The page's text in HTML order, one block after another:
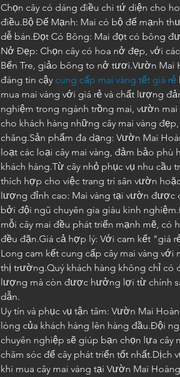
Chọn cây có dáng điều chi tứ diện cho
điều.Bộ Đế Mạnh: Mai có bộ đế mạnh
dễ bán.Đọt Có Bông: Mai đọt có bông
Nở Đẹp: Chọn cây có hoa nở đẹp, với
Bến Tre, giảo bông to nở tươi.Vườn Mai
đáng tin cậy cung cấp mai vàng tết giá rẻ
mua mai vàng với giá rẻ và chất lượng
nghiệm trong ngành trồng mai, vườn mai
cho khách hàng những cây mai vàng
chăng.Sản phẩm đa dạng: Vườn Mai
loạt các loại cây mai vàng, đảm bảo phù
khách hàng.Từ cây nhỏ phục vụ nhu cầu
thích hợp cho việc trang trí sân vườn
lượng đỉnh cao: Mai vàng tại vườn được
bởi đội ngũ chuyên gia giàu kinh
mỗi cây mai đều phát triển mạnh mẽ, có
đều đặn.Giá cả hợp lý: Với cam kết "giá
Long cam kết cung cấp cây mai vàng với
thị trường.Quý khách hàng không chỉ có
lượng mà còn được hưởng lợi từ chính
dẫn.
Uy tín và phục vụ tận tâm: Vườn Mai
lòng của khách hàng lên hàng đầu.Đội
chuyên nghiệp sẽ giúp bạn chọn lựa cây
chăm sóc để cây phát triển tốt nhất.Dịch
khi mua cây mai vàng tại Vườn Mai